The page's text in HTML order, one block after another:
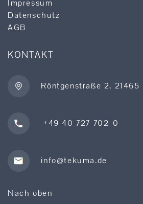
Impressum
Datenschutz
AGB
KONTAKT
Röntgenstraße 2, 21465
+49 40 727 702-0
info@tekuma.de
Nach oben